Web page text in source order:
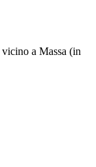
a Massa (in